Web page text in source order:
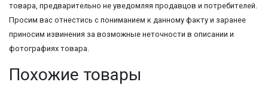
товара, предварительно не уведомляя продавцов и потребителей.
Просим вас отнестись с пониманием к данному факту и заранее
приносим извинения за возможные неточности в описании и
фотографиях товара.
Похожие товары